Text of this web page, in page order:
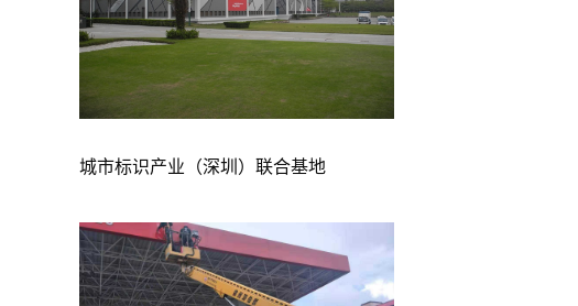
城市标识产业（深圳）联合基地